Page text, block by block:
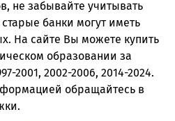
не забывайте учитывать
банки могут иметь
На сайте Вы можете купить
образовании за
2001, 2002-2006, 2014-2024.
обращайтесь в